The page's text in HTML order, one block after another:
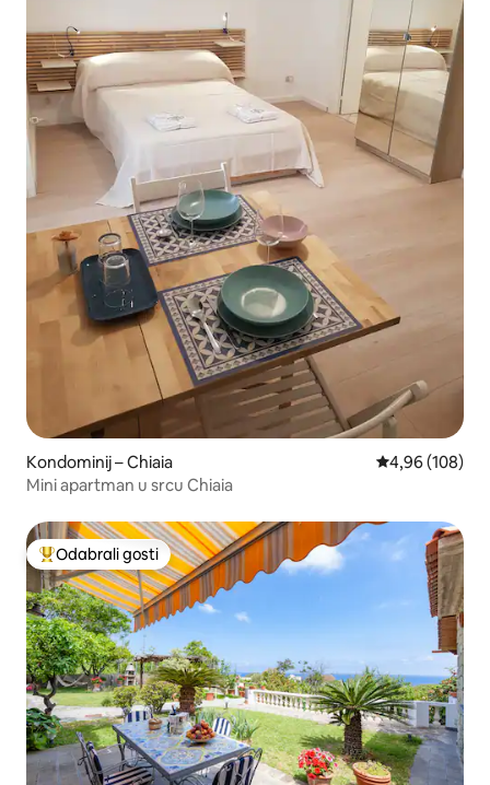
Kondominij – Chiaia Prosječna
4,96 (108)
Mini apartman u srcu Chiaia
Među najviše rangiranima s oznakom „Odabrali gosti”
Odabrali gosti